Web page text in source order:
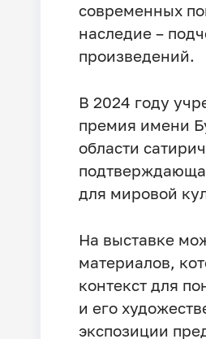
современных
наследие –
произведений.
В 2024 году
премия имени
области
для мировой
На выставке
материалов,
контекст для
и его
экспозиции